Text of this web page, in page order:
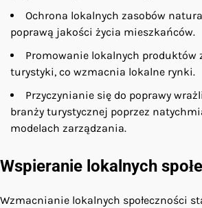
Ochrona lokalnych zasobów
poprawą jakości życia mieszkańców.
Promowanie lokalnych produktów
turystyki, co wzmacnia lokalne rynki.
Przyczynianie się do poprawy
branży turystycznej poprzez
modelach zarządzania.
Wspieranie lokalnych
Wzmacnianie lokalnych społeczności